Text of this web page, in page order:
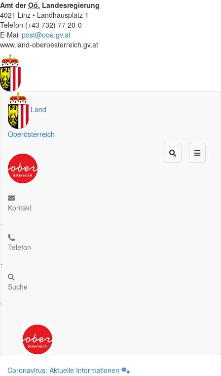
Amt derOö. Landesregierung
4021 Linz • Landhausplatz 1
Telefon (+43 732) 77 20-0
E-Mail post@ooe.gv.at
www.land-oberoesterreich.gv.at
Land
Oberösterreich
Kontakt
.
Telefon
.
Suche
.
Coronavirus: Aktuelle Informationen